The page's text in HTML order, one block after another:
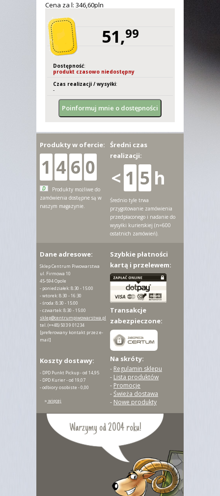
Cena za l: 346,60pln
51,99
Dostępność:
produkt czasowo niedostępny
Czas realizacji / wysyłki:
-
Warzymy od 2004 roku!
Produkty w ofercie:
1 4 6 0
D
Produkty możliwe do
zamówienia dostępne są w
naszym magazynie.
Średni czas
realizacji:
< 1 5 h
Średnio tyle trwa
przygotowanie zamówienia
przedpłaconego i nadanie do
wysyłki kurierskiej (n=600
ostatnich zamówień).
Dane adresowe:
Sklep Centrum Piwowarstwa
ul. Firmowa 10
45-594 Opole
- poniedziałek: 8:30 - 15:00
- wtorek: 8:30 - 16:30
- środa: 8:30 - 15:00
- czwartek: 8:30 - 15:00
sklep@centrumpiwowarstwa.pl
tel.(++48) 503 9 01234
[preferowany kontakt przez e-
mail]
Szybkie płatności
kartą i przelewem:
Transakcje
zabezpieczone:
Koszty dostawy:
- DPD Punkt Pickup - od 14,95
- DPD Kurier - od 19,07
- odbiory osobiste - 0,00
» więcej
Na skróty:
- Regulamin sklepu
- Lista produktów
- Promocje
-Świeża dostawa
- Nowe produkty